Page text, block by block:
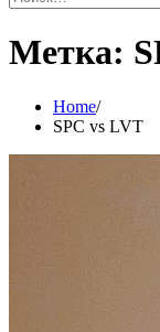
Метка:
Home
SPC vs LVT